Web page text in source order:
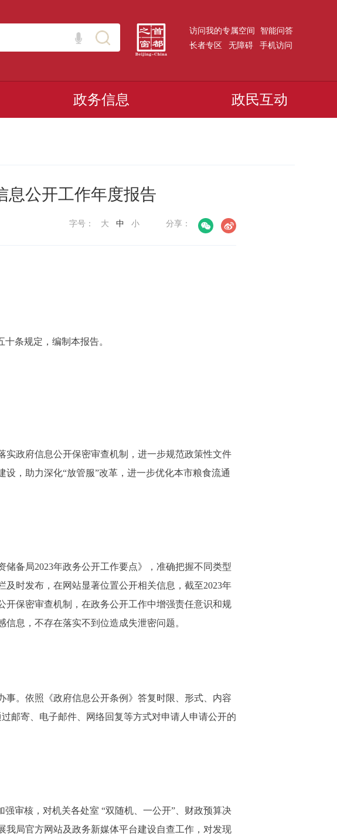
访问我的专属空间
智能问答
长者专区
无障碍 手机访问
政务信息 政民互动
息公开工作年度报告
分享：
字号： 大 中 小
条规定，编制本报告。
实政府信息公开保密审查机制，进一步规范政策性文件
，助力深化“放管服”改革，进一步优化本市粮食流通
备局2023年政务公开工作要点》，准确把握不同类型
时发布，在网站显著位置公开相关信息，截至2023年
开保密审查机制，在政务公开工作中增强责任意识和规
息，不存在落实不到位造成失泄密问题。
。依照《政府信息公开条例》答复时限、形式、内容
邮寄、电子邮件、网络回复等方式对申请人申请公开的
审核，对机关各处室 “双随机、一公开”、财政预算决
局官方网站及政务新媒体平台建设自查工作，对发现